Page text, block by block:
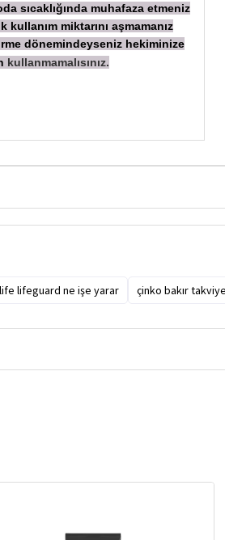
sıcaklığında muhafaza etmeniz
miktarını aşmamanız
dönemindeyseniz hekiminize
kullanmamalısınız.
lifeguard ne işe yarar çinko bakır